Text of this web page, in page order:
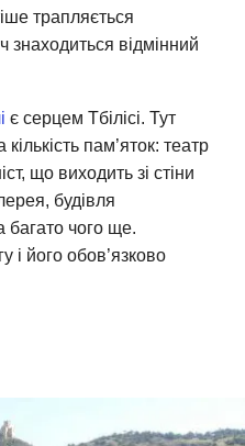
трапляється
знаходиться відмінний
є серцем Тбілісі. Тут
пам’яток: театр
що виходить зі стіни
будівля
багато чого ще.
і його обов’язково